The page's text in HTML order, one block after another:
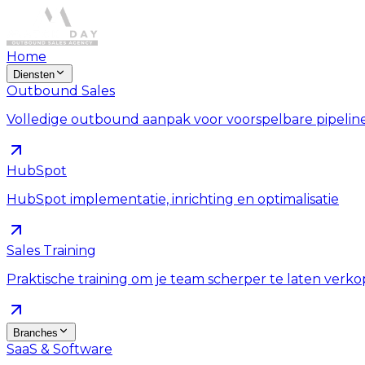
Home
Diensten
Outbound Sales
Volledige outbound aanpak voor voorspelbare
HubSpot
HubSpot implementatie, inrichting en optimalisatie
Sales Training
Praktische training om je team scherper te laten
Branches
SaaS & Software